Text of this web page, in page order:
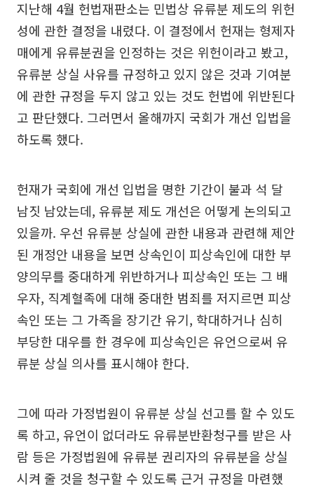
지난해 4월 헌법재판소는 민법상 유류분 제도의 위헌
성에 관한 결정을 내렸다. 이 결정에서 헌재는 형제자
매에게 유류분권을 인정하는 것은 위헌이라고 봤고,
유류분 상실 사유를 규정하고 있지 않은 것과 기여분
에 관한 규정을 두지 않고 있는 것도 헌법에 위반된다
고 판단했다. 그러면서 올해까지 국회가 개선 입법을
하도록 했다.
헌재가 국회에 개선 입법을 명한 기간이 불과 석 달
남짓 남았는데, 유류분 제도 개선은 어떻게 논의되고
있을까. 우선 유류분 상실에 관한 내용과 관련해 제안
된 개정안 내용을 보면 상속인이 피상속인에 대한 부
양의무를 중대하게 위반하거나 피상속인 또는 그 배
우자, 직계혈족에 대해 중대한 범죄를 저지르면 피상
속인 또는 그 가족을 장기간 유기, 학대하거나 심히
부당한 대우를 한 경우에 피상속인은 유언으로써 유
류분 상실 의사를 표시해야 한다.
그에 따라 가정법원이 유류분 상실 선고를 할 수 있도
록 하고, 유언이 없더라도 유류분반환청구를 받은 사
람 등은 가정법원에 유류분 권리자의 유류분을 상실
시켜 줄 것을 청구할 수 있도록 근거 규정을 마련했